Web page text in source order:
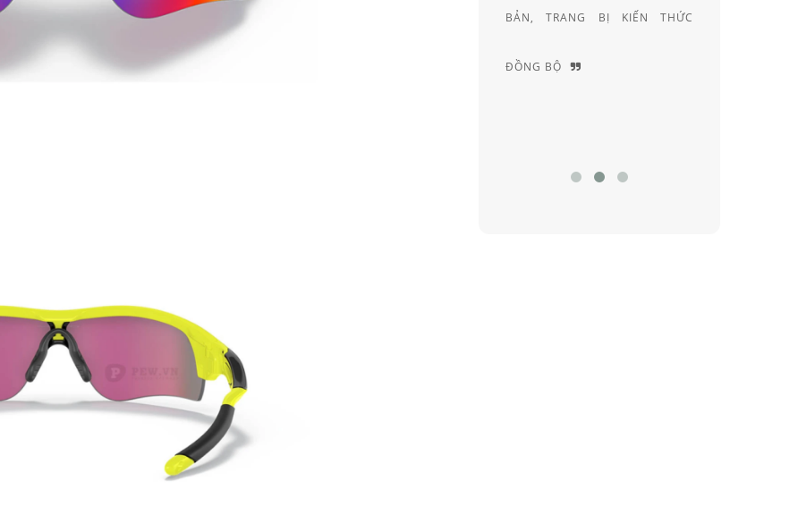
ĐƠN VỊ PHÂN PHỐI CÁC SẢN
PHẨM CỦA RAYBAN TẠI VIỆT
KHÚC XẠ HƠN 20 NĂM KINH
NGHIỆM